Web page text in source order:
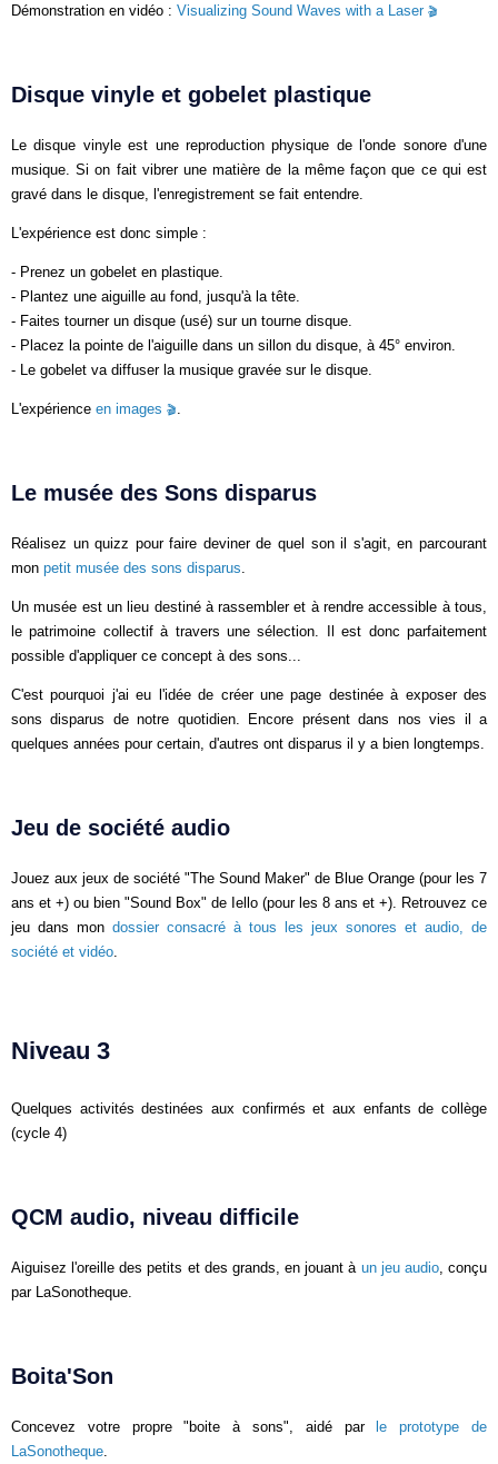
Démonstration en vidéo : Visualizing Sound Waves with a Laser
Disque vinyle et gobelet plastique
Le disque vinyle est une reproduction physique de l'onde sonore d'une
musique. Si on fait vibrer une matière de la même façon que ce qui est
gravé dans le disque, l'enregistrement se fait entendre.
L'expérience est donc simple :
- Prenez un gobelet en plastique.
- Plantez une aiguille au fond, jusqu'à la tête.
- Faites tourner un disque (usé) sur un tourne disque.
- Placez la pointe de l'aiguille dans un sillon du disque, à 45° environ.
- Le gobelet va diffuser la musique gravée sur le disque.
L'expérience en images
Le musée des Sons disparus
Réalisez un quizz pour faire deviner de quel son il s'agit, en parcourant
mon petit musée des sons disparus
Un musée est un lieu destiné à rassembler et à rendre accessible à tous,
le patrimoine collectif à travers une sélection. Il est donc parfaitement
possible d'appliquer ce concept à des sons...
C'est pourquoi j'ai eu l'idée de créer une page destinée à exposer des
sons disparus de notre quotidien. Encore présent dans nos vies il a
quelques années pour certain, d'autres ont disparus il y a bien longtemps.
Jeu de société audio
Jouez aux jeux de société "The Sound Maker" de Blue Orange (pour les 7
ans et +) ou bien "Sound Box" de Iello (pour les 8 ans et +). Retrouvez ce
jeu dans mon dossier consacré à tous les jeux sonores et audio, de
société et vidéo
Niveau 3
Quelques activités destinées aux confirmés et aux enfants de collège
(cycle 4)
QCM audio, niveau difficile
Aiguisez l'oreille des petits et des grands, en jouant à un jeu audio, conçu
par LaSonotheque.
Boita'Son
Concevez votre propre "boite à sons", aidé parle prototype de
LaSonotheque